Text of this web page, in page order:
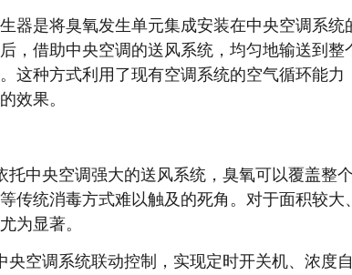
器是将臭氧发生单元集成安装在中央空调系
，借助中央空调的送风系统，均匀地输送到
这种方式利用了现有空调系统的空气循环能
效果。
托中央空调强大的送风系统，臭氧可以覆盖整
传统消毒方式难以触及的死角。对于面积较大
为显著。
央空调系统联动控制，实现定时开关机、浓度